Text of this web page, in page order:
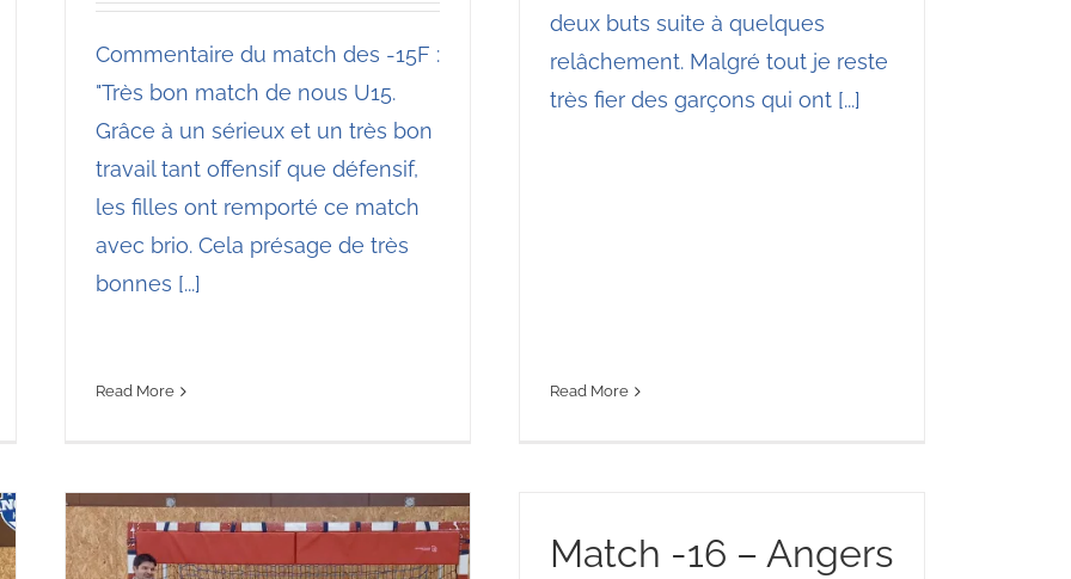
Commentaire du match des -15F :
"Très bon match de nous U15.
Grâce à un sérieux et un très bon
travail tant offensif que défensif,
les filles ont remporté ce match
avec brio. Cela présage de très
bonnes [...]
Read More
deux buts suite à quelques
relâchement. Malgré tout je reste
très fier des garçons qui ont [...]
Read More
Match -16 – Angers